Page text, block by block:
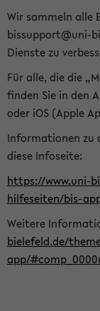
Wir sammeln alle
bissupport@uni-
Dienste zu
Für alle, die die
finden Sie in den
oder iOS (Apple
Informationen zu
diese Infoseite:
https://www.uni-
hilfeseiten/bis-
Weitere
bielefeld.de/
app/